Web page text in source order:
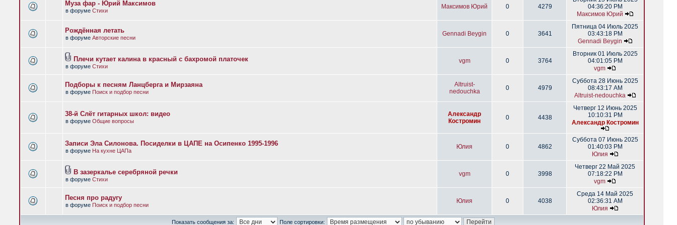
Муза фар - Юрий Максимов
в форуме Стихи
Максимов Юрий 0 4279
04:36:20 PM
Максимов Юрий
Рождённая летать
в форуме Авторские песни
Gennadi Beygin 0 3641
Пятница 04 Июль 2025
03:43:18 PM
Gennadi Beygin
Плечи кутает калина в красный с бахромой платочек
в форуме Стихи
vgm 0 3764
Вторник 01 Июль 2025
04:01:05 PM
vgm
Подборы к песням Ланцберга и Мирзаяна
в форуме Поиск и подбор песни
Altruist-
nedouchka
0 4979
Суббота 28 Июнь 2025
08:43:17 AM
Altruist-nedouchka
38-й Слёт гитарных школ: видео
в форуме Общие вопросы
Александр
Костромин
0 4438
Четверг 12 Июнь 2025
10:10:31 PM
Александр Костромин
Записи Эла Силонова. Посиделки в ЦАПЕ на Осипенко 1995-1996
в форуме На кухне ЦАПа
Юлия 0 4862
Суббота 07 Июнь 2025
01:40:03 PM
Юлия
В зазеркалье серебряной речки
в форуме Стихи
vgm 0 3998
Четверг 22 Май 2025
07:18:22 PM
vgm
Песня про радугу
в форуме Поиск и подбор песни
Юлия 0 4038
Среда 14 Май 2025
02:36:31 AM
Юлия
Показать сообщения за: Поле сортировки: